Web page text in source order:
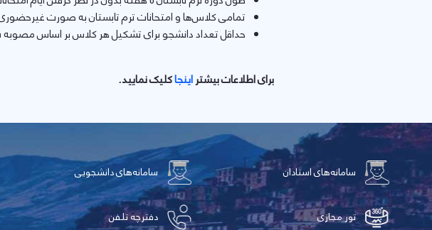
تمامی کلاس‌ها و امتحانات ترم تابستان به صورت
حداقل تعداد دانشجو برای تشکیل هر کلاس بر اساس
برای اطلاعات بیشتراینجاکلیک نمایید.
سامانه‌های استادان سامانه‌های دانشجویی
تور مجازی دفترچه تلفن